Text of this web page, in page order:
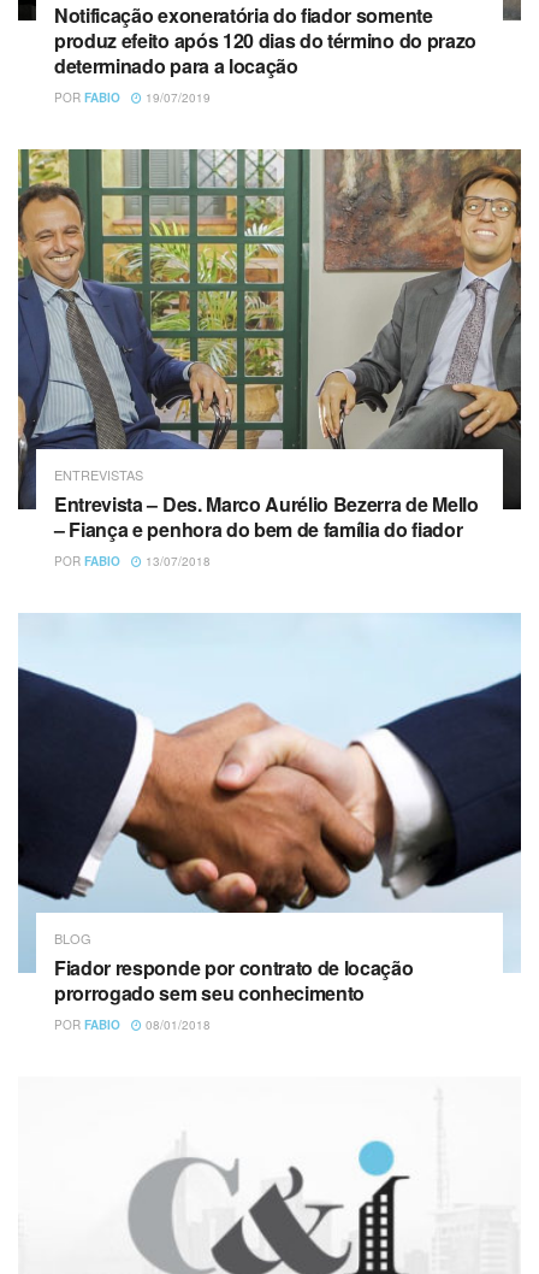
Notificação exoneratória do fiador somente
produz efeito após 120 dias do término do prazo
determinado para a locação
POR FABIO 19/07/2019
ENTREVISTAS
Entrevista – Des. Marco Aurélio Bezerra de Mello
– Fiança e penhora do bem de família do fiador
POR FABIO 13/07/2018
BLOG
Fiador responde por contrato de locação
prorrogado sem seu conhecimento
POR FABIO 08/01/2018